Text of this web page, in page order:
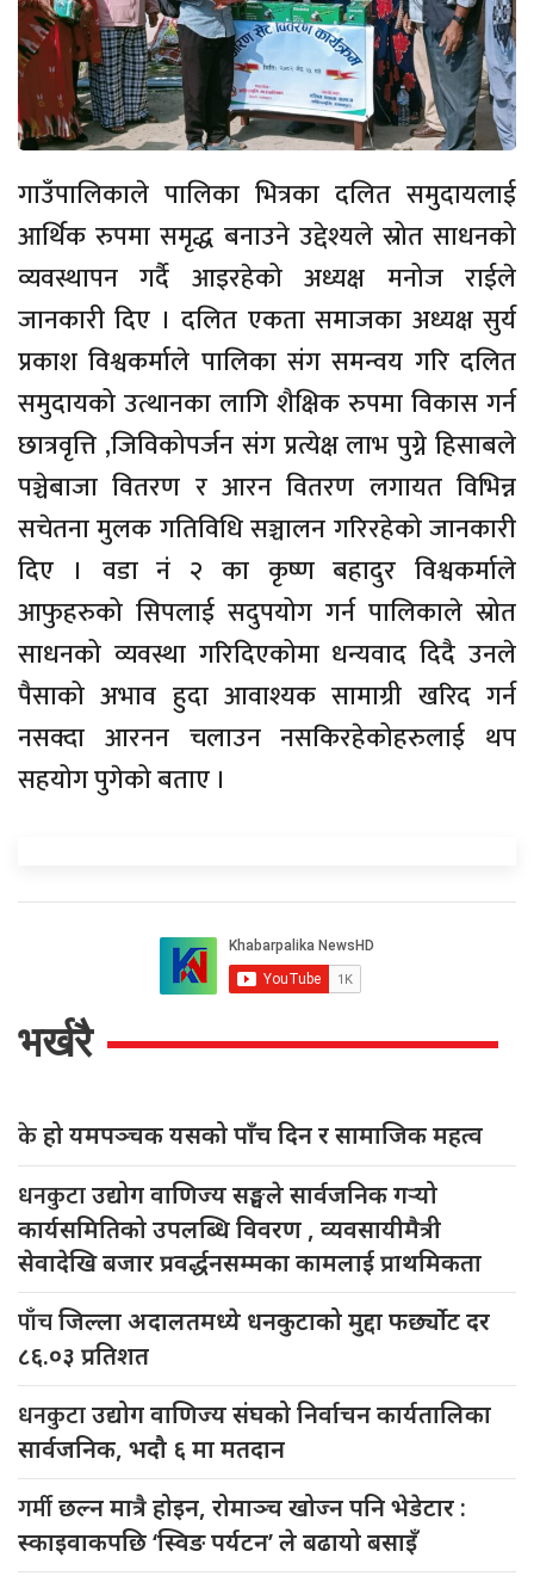
गाउँपालिकाले पालिका भित्रका दलित समुदायलाई
आर्थिक रुपमा समृद्ध बनाउने उद्देश्यले स्रोत साधनको
व्यवस्थापन गर्दै आइरहेको अध्यक्ष मनोज राईले
जानकारी दिए । दलित एकता समाजका अध्यक्ष सुर्य
प्रकाश विश्वकर्माले पालिका संग समन्वय गरि दलित
समुदायको उत्थानका लागि शैक्षिक रुपमा विकास गर्न
छात्रवृत्ति ,जिविकोपर्जन संग प्रत्येक्ष लाभ पुग्ने हिसाबले
पञ्चेबाजा वितरण र आरन वितरण लगायत विभिन्न
सचेतना मुलक गतिविधि सञ्चालन गरिरहेको जानकारी
दिए । वडा नं २ का कृष्ण बहादुर विश्वकर्माले
आफुहरुको सिपलाई सदुपयोग गर्न पालिकाले स्रोत
साधनको व्यवस्था गरिदिएकोमा धन्यवाद दिदै उनले
पैसाको अभाव हुदा आवाश्यक सामाग्री खरिद गर्न
नसक्दा आरनन चलाउन नसकिरहेकोहरुलाई थप
सहयोग पुगेको बताए ।
भर्खरै
केहो यमपञ्चक यसको पाँच दिन र सामाजिक महत्व
धनकुटाउद्योग वाणिज्य सङ्घले सार्वजनिक गर्‍यो
कार्यसमितिको उपलब्धि विवरण , व्यवसायीमैत्री
सेवादेखि बजार प्रवर्द्धनसम्मका कामलाई प्राथमिकता
पाँचजिल्ला अदालतमध्ये धनकुटाको मुद्दा फर्छ्योट दर
८६.०३ प्रतिशत
धनकुटाउद्योग वाणिज्य संघको निर्वाचन कार्यतालिका
सार्वजनिक, भदौ ६ मा मतदान
गर्मीछल्न मात्रै होइन, रोमाञ्च खोज्न पनि भेडेटार :
स्काइवाकपछि ‘स्विङ पर्यटन’ ले बढायो बसाइँ